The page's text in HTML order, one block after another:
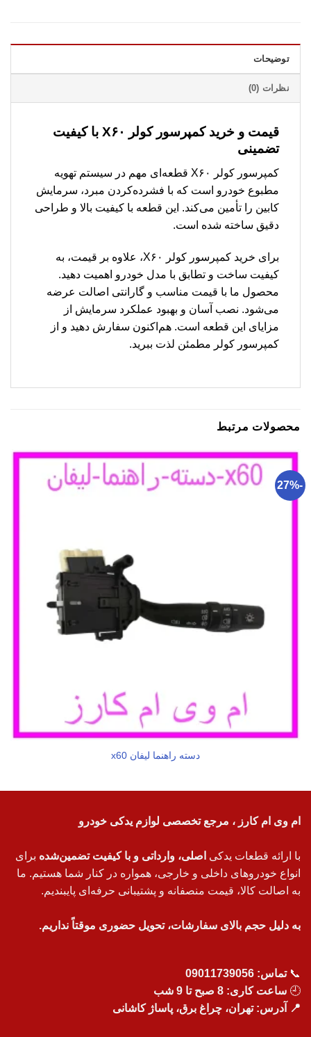
توضیحات
نظرات (0)
قیمت و خرید کمپرسور کولر X۶۰ با کیفیت
تضمینی
کمپرسور کولر X۶۰ قطعه‌ای مهم در سیستم تهویه
مطبوع خودرو است که با فشرده‌کردن مبرد، سرمایش
کابین را تأمین می‌کند. این قطعه با کیفیت بالا و طراحی
دقیق ساخته شده است.
برای خرید کمپرسور کولر X۶۰، علاوه بر قیمت، به
کیفیت ساخت و تطابق با مدل خودرو اهمیت دهید.
محصول ما با قیمت مناسب و گارانتی اصالت عرضه
می‌شود. نصب آسان و بهبود عملکرد سرمایش از
مزایای این قطعه است. هم‌اکنون سفارش دهید و از
کمپرسور کولر مطمئن لذت ببرید.
محصولات مرتبط
-27%
دسته راهنما لیفان x60
ام وی ام کارز ، مرجع تخصصی لوازم یدکی خودرو
با ارائه قطعات یدکی اصلی، وارداتی و با کیفیت تضمین‌شده برای
انواع خودروهای داخلی و خارجی، همواره در کنار شما هستیم. ما
به اصالت کالا، قیمت منصفانه و پشتیبانی حرفه‌ای پایبندیم.
به دلیل حجم بالای سفارشات، تحویل حضوری موقتاً نداریم.
📞تماس: 09011739056
🕘 ساعت کاری: 8 صبح تا 9 شب
📍 آدرس: تهران، چراغ برق، پاساژ کاشانی